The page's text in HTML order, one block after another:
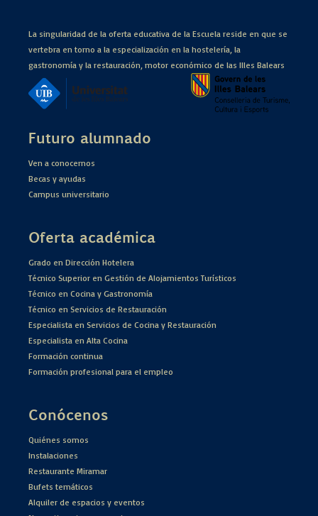
La singularidad de la oferta educativa de la Escuela reside en que se
vertebra en torno a la especialización en la hostelería, la
gastronomía y la restauración, motor económico de las Illes Balears
Futuro alumnado
Ven a conocernos
Becas y ayudas
Campus universitario
Oferta académica
Grado en Dirección Hotelera
Técnico Superior en Gestión de Alojamientos Turísticos
Técnico en Cocina y Gastronomía
Técnico en Servicios de Restauración
Especialista en Servicios de Cocina y Restauración
Especialista en Alta Cocina
Formación continua
Formación profesional para el empleo
Conócenos
Quiénes somos
Instalaciones
Restaurante Miramar
Bufets temáticos
Alquiler de espacios y eventos